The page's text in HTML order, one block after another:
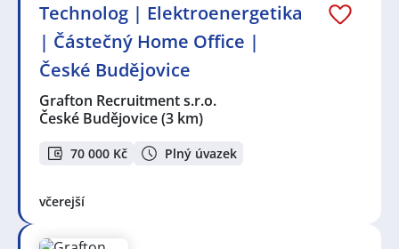
Technolog | Elektroenergetika
| Částečný Home Office |
České Budějovice
Grafton Recruitment s.r.o.
České Budějovice(3 km)
70 000 Kč Plný úvazek
včerejší